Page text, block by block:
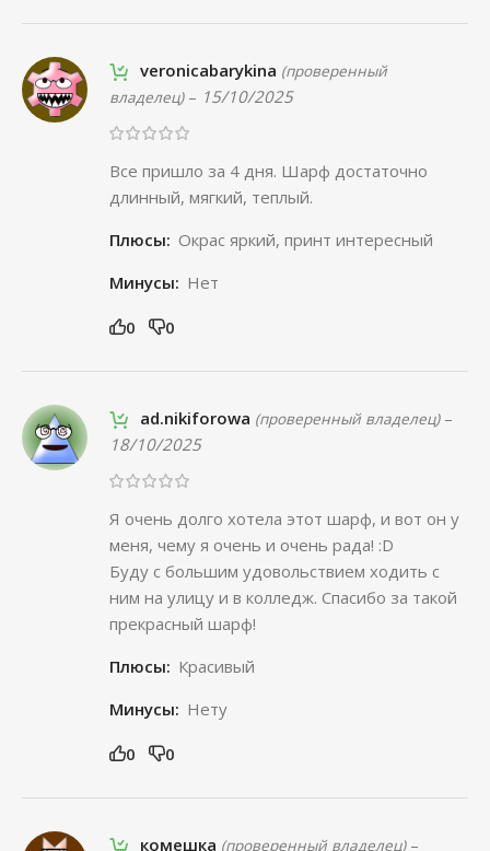
veronicabarykina (проверенный
владелец) – 15/10/2025
Все пришло за 4 дня. Шарф достаточно
длинный, мягкий, теплый.
Плюсы: Окрас яркий, принт интересный
Минусы: Нет
0 0
ad.nikiforowa (проверенный владелец) –
18/10/2025
Я очень долго хотела этот шарф, и вот он у
меня, чему я очень и очень рада! :D
Буду с большим удовольствием ходить с
ним на улицу и в колледж. Спасибо за такой
прекрасный шарф!
Плюсы: Красивый
Минусы: Нету
0 0
комешка (проверенный владелец) –